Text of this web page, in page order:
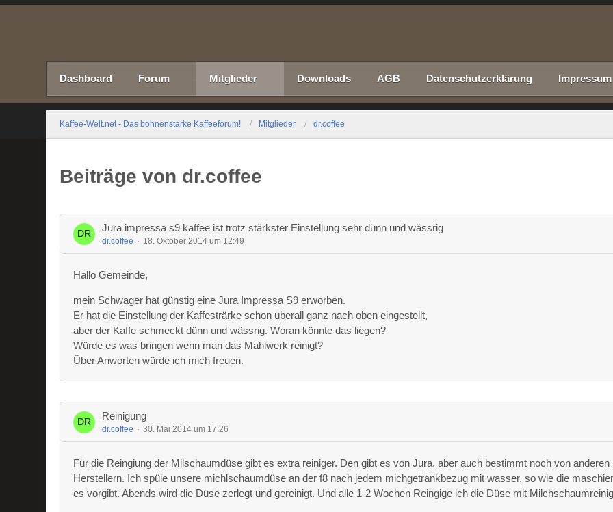
Dashboard Forum Mitglieder Downloads AGB Datenschutzerklärung Impressum
Kaffee-Welt.net - Das bohnenstarke Kaffeeforum! Mitglieder dr.coffee
Beiträge von dr.coffee
Jura impressa s9 kaffee ist trotz stärkster Einstellung sehr dünn und wässrig
dr.coffee 18. Oktober 2014 um 12:49
Hallo Gemeinde,
mein Schwager hat günstig eine Jura Impressa S9 erworben.
Er hat die Einstellung der Kaffesträrke schon überall ganz nach oben eingestellt,
aber der Kaffe schmeckt dünn und wässrig. Woran könnte das liegen?
Würde es was bringen wenn man das Mahlwerk reinigt?
Über Anworten würde ich mich freuen.
Reinigung
dr.coffee 30. Mai 2014 um 17:26
Für die Reingiung der Milschaumdüse gibt es extra reiniger. Den gibt es von Jura, aber auch bestimmt noch von anderen
Herstellern. Ich spüle unsere michlschaumdüse an der f8 nach jedem michgetränkbezug mit wasser, so wie die
es vorgibt. Abends wird die Düse zerlegt und gereinigt. Und alle 1-2 Wochen Reingige ich die Düse mit